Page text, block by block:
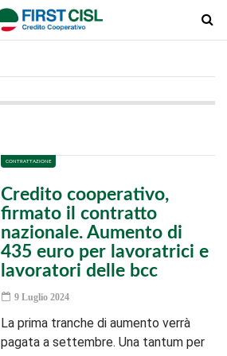
CONTRATTAZIONE
Credito cooperativo,
firmato il contratto
nazionale. Aumento di
435 euro per lavoratrici e
lavoratori delle bcc
9 Luglio 2024
La prima tranche di aumento verrà
pagata a settembre. Una tantum per